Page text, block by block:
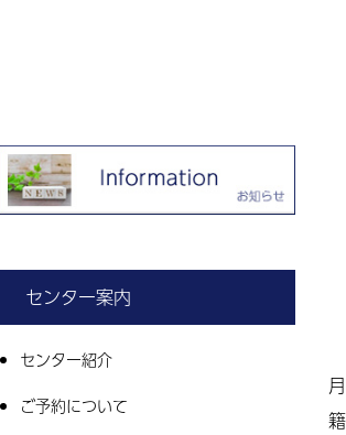
センター案内
センター紹介
ご予約について